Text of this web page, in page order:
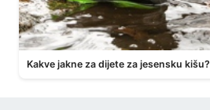
Kakve jakne za dijete za jesensku kišu?